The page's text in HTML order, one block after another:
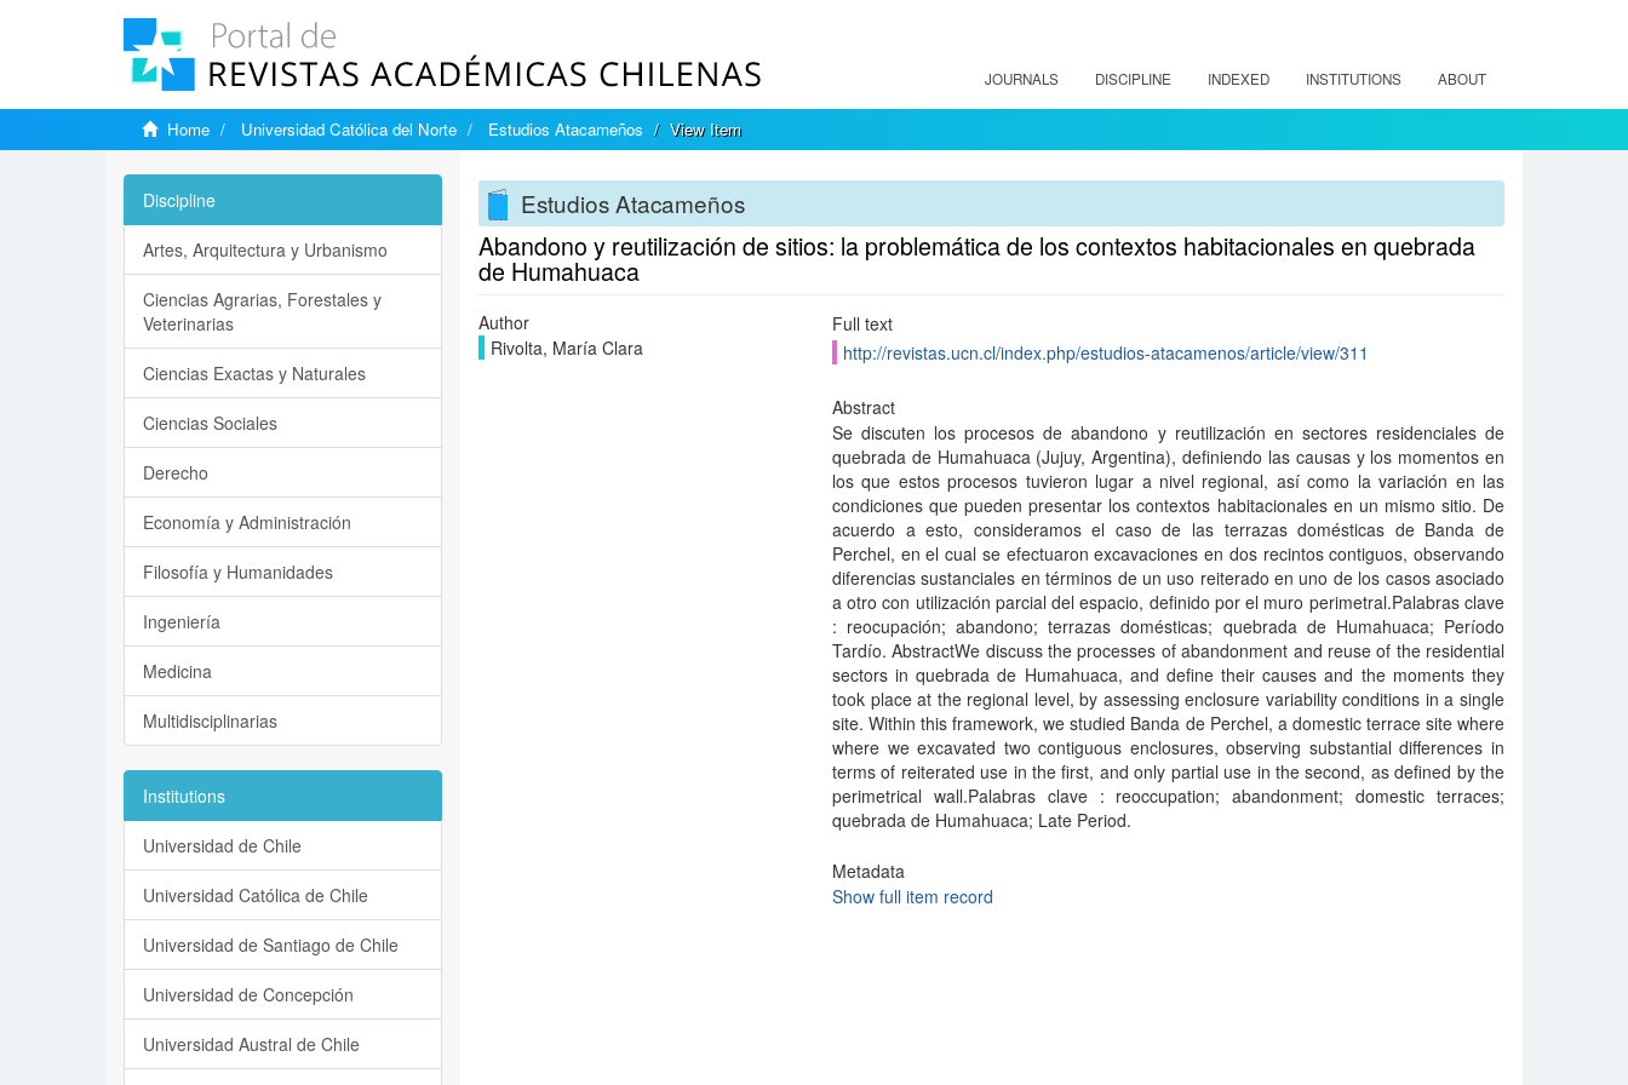
JOURNALS DISCIPLINE INDEXED INSTITUTIONS ABOUT
Home Universidad Católica del Norte Estudios Atacameños View Item
Estudios Atacameños
Abandono y reutilización de sitios: la problemática de los contextos habitacionales en quebrada
de Humahuaca
Author
Rivolta, María Clara
Full text
http://revistas.ucn.cl/index.php/estudios-atacamenos/article/view/311
Abstract
Se discuten los procesos de abandono y reutilización en sectores residenciales de
quebrada de Humahuaca (Jujuy, Argentina), definiendo las causas y los momentos en
los que estos procesos tuvieron lugar a nivel regional, así como la variación en las
condiciones que pueden presentar los contextos habitacionales en un mismo sitio. De
acuerdo a esto, consideramos el caso de las terrazas domésticas de Banda de
Perchel, en el cual se efectuaron excavaciones en dos recintos contiguos, observando
diferencias sustanciales en términos de un uso reiterado en uno de los casos asociado
a otro con utilización parcial del espacio, definido por el muro perimetral.Palabras clave
: reocupación; abandono; terrazas domésticas; quebrada de Humahuaca; Período
Tardío. AbstractWe discuss the processes of abandonment and reuse of the residential
sectors in quebrada de Humahuaca, and define their causes and the moments they
took place at the regional level, by assessing enclosure variability conditions in a single
site. Within this framework, we studied Banda de Perchel, a domestic terrace site where
where we excavated two contiguous enclosures, observing substantial differences in
terms of reiterated use in the first, and only partial use in the second, as defined by the
perimetrical wall.Palabras clave : reoccupation; abandonment; domestic terraces;
quebrada de Humahuaca; Late Period.
Metadata
Show full item record
Discipline
Artes, Arquitectura y Urbanismo
Ciencias Agrarias, Forestales y
Veterinarias
Ciencias Exactas y Naturales
Ciencias Sociales
Derecho
Economía y Administración
Filosofía y Humanidades
Ingeniería
Medicina
Multidisciplinarias
Institutions
Universidad de Chile
Universidad Católica de Chile
Universidad de Santiago de Chile
Universidad de Concepción
Universidad Austral de Chile